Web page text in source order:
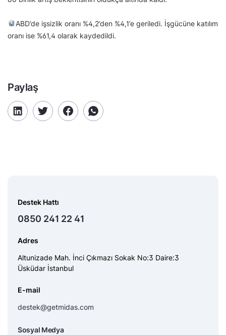
ABD’de işsizlik oranı %4,2’den %4,1’e geriledi. İşgücüne katılım
oranı ise %61,4 olarak kaydedildi.
Paylaş
Destek Hattı
0850 241 22 41
Adres
Altunizade Mah. İnci Çıkmazı Sokak No:3 Daire:3
Üsküdar İstanbul
E-mail
destek@getmidas.com
Sosyal Medya